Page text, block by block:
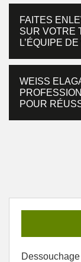
FAITES
SUR VOTRE
L’ÉQUIPE
WEISS
POUR